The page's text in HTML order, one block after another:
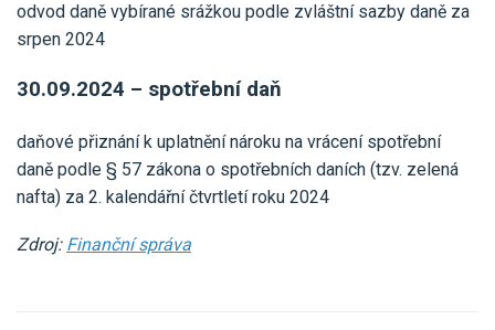
odvod daně vybírané srážkou podle zvláštní sazby daně za
srpen 2024
30.09.2024 – spotřební daň
daňové přiznání k uplatnění nároku na vrácení spotřební
daně podle § 57 zákona o spotřebních daních (tzv. zelená
nafta) za 2. kalendářní čtvrtletí roku 2024
Zdroj: Finanční správa